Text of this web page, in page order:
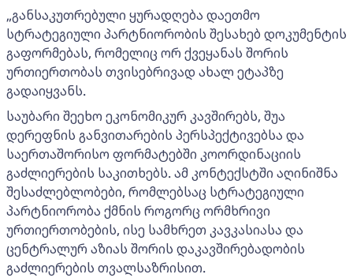
„განსაკუთრებული ყურადღება დაეთმო
სტრატეგიული პარტნიორობის შესახებ დოკუმენტის
გაფორმებას, რომელიც ორ ქვეყანას შორის
ურთიერთობას თვისებრივად ახალ ეტაპზე
გადაიყვანს.
საუბარი შეეხო ეკონომიკურ კავშირებს, შუა
დერეფნის განვითარების პერსპექტივებსა და
საერთაშორისო ფორმატებში კოორდინაციის
გაძლიერების საკითხებს. ამ კონტექსტში აღინიშნა
შესაძლებლობები, რომლებსაც სტრატეგიული
პარტნიორობა ქმნის როგორც ორმხრივი
ურთიერთობების, ისე სამხრეთ კავკასიასა და
ცენტრალურ აზიას შორის დაკავშირებადობის
გაძლიერების თვალსაზრისით.